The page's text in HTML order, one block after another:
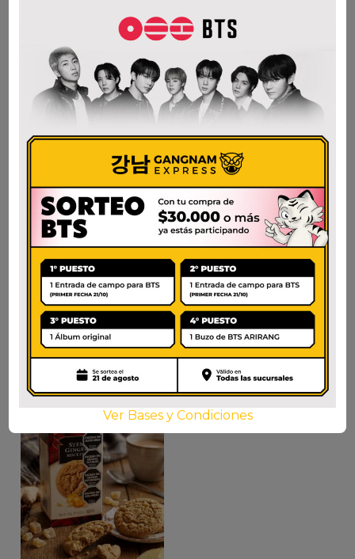
CHOCO HOMERUN
BALL
3.000
AÑADIR AL CARRITO
CHOCOBOY
$ 3.000
AÑADIR AL CARRITO
Ver Bases y Condiciones